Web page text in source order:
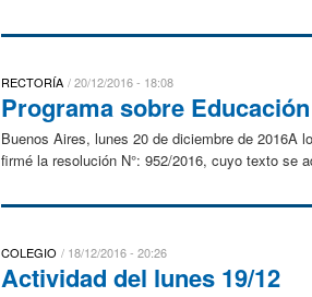
RECTORÍA 20/12/2016 - 18:08
Programa sobre
Buenos Aires, lunes 20 de diciembre de 2016A
firmé la resolución N°: 952/2016, cuyo texto se
COLEGIO 18/12/2016 - 20:26
Actividad del lunes 19/12